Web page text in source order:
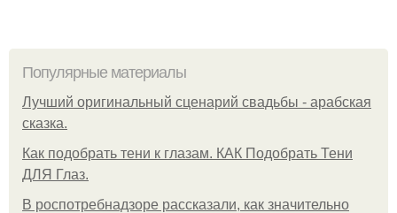
Популярные материалы
Лучший оригинальный сценарий свадьбы - арабская
сказка.
Как подобрать тени к глазам. КАК Подобрать Тени
ДЛЯ Глаз.
В роспотребнадзоре рассказали, как значительно